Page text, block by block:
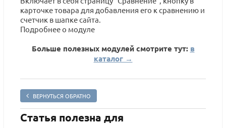
карточке товара для добавления его к сравнению и
счетчик в шапке сайта.
Подробнее о модуле
Больше полезных модулей смотрите тут: в
каталог →
ВЕРНУТЬСЯ ОБРАТНО
Статья полезна для